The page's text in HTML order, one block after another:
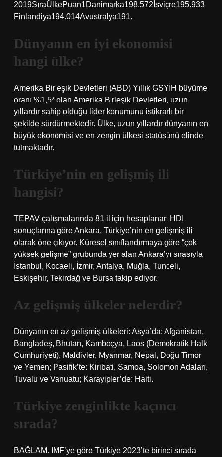
2019SıraÜlkePuan1Danimarka198.572İsviçre195.933
Finlandiya194.014Avustralya191.
Dünyanın en iyi ekonomisi
hangi ülke?
Amerika Birleşik Devletleri (ABD) Yıllık GSYİH büyüme
oranı %1,5* olan Amerika Birleşik Devletleri, uzun
yıllardır sahip olduğu lider konumunu istikrarlı bir
şekilde sürdürmektedir. Ülke, uzun yıllardır dünyanın en
büyük ekonomisi ve en zengin ülkesi statüsünü elinde
tutmaktadır.
Türkiye’nin en gelişmiş ili
hangisi?
TEPAV çalışmalarında 81 il için hesaplanan HDI
sonuçlarına göre Ankara, Türkiye’nin en gelişmiş ili
olarak öne çıkıyor. Küresel sınıflandırmaya göre “çok
yüksek gelişme” grubunda yer alan Ankara’yı sırasıyla
İstanbul, Kocaeli, İzmir, Antalya, Muğla, Tunceli,
Eskişehir, Tekirdağ ve Bursa takip ediyor.
Az gelişmiş ülkeler nelerdir?
Dünyanın en az gelişmiş ülkeleri: Asya’da: Afganistan,
Bangladeş, Bhutan, Kamboçya, Laos (Demokratik Halk
Cumhuriyeti), Maldivler, Myanmar, Nepal, Doğu Timor
ve Yemen; Pasifik’te: Kiribati, Samoa, Solomon Adaları,
Tuvalu ve Vanuatu; Karayipler’de: Haiti.
Türkiye zenginlikte kaçıncı
sırada?
BAĞLAM. IMF’ye göre Türkiye 2023’te birinci sırada